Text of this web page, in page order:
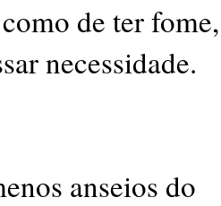
de ter fome,
necessidade.
anseios do